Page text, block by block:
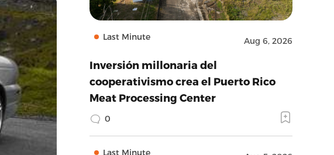
Last Minute Aug 6, 2026
Inversión millonaria del
cooperativismo crea el Puerto Rico
Meat Processing Center
0
Last Minute